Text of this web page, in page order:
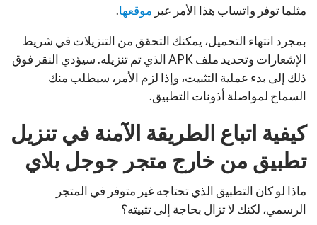
مثلما توفر واتساب هذا الأمر عبر موقعها.
بمجرد انتهاء التحميل، يمكنك التحقق من التنزيلات في شريط
الإشعارات وتحديد ملف APK الذي تم تنزيله. سيؤدي النقر فوق
ذلك إلى بدء عملية التثبيت، وإذا لزم الأمر، سيطلب منك
السماح لمواصلة أذونات التطبيق.
كيفية اتباع الطريقة الآمنة في تنزيل
تطبيق من خارج متجر جوجل بلاي
ماذا لو كان التطبيق الذي تحتاجه غير متوفر في المتجر
الرسمي، لكنك لا تزال بحاجة إلى تثبيته؟